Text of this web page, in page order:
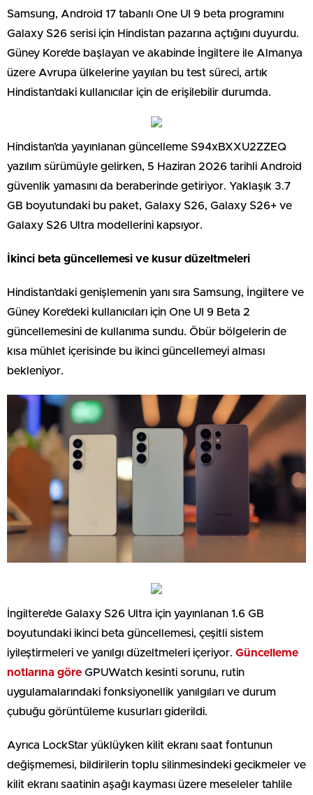
Samsung, Android 17 tabanlı One UI 9 beta programını
Galaxy S26 serisi için Hindistan pazarına açtığını duyurdu.
Güney Kore’de başlayan ve akabinde İngiltere ile Almanya
üzere Avrupa ülkelerine yayılan bu test süreci, artık
Hindistan’daki kullanıcılar için de erişilebilir durumda.
Hindistan’da yayınlanan güncelleme S94xBXXU2ZZEQ
yazılım sürümüyle gelirken, 5 Haziran 2026 tarihli Android
güvenlik yamasını da beraberinde getiriyor. Yaklaşık 3.7
GB boyutundaki bu paket, Galaxy S26, Galaxy S26+ ve
Galaxy S26 Ultra modellerini kapsıyor.
İkinci beta güncellemesi ve kusur düzeltmeleri
Hindistan’daki genişlemenin yanı sıra Samsung, İngiltere ve
Güney Kore’deki kullanıcıları için One UI 9 Beta 2
güncellemesini de kullanıma sundu. Öbür bölgelerin de
kısa mühlet içerisinde bu ikinci güncellemeyi alması
bekleniyor.
İngiltere’de Galaxy S26 Ultra için yayınlanan 1.6 GB
boyutundaki ikinci beta güncellemesi, çeşitli sistem
iyileştirmeleri ve yanılgı düzeltmeleri içeriyor. Güncelleme
notlarına göre GPUWatch kesinti sorunu, rutin
uygulamalarındaki fonksiyonellik yanılgıları ve durum
çubuğu görüntüleme kusurları giderildi.
Ayrıca LockStar yüklüyken kilit ekranı saat fontunun
değişmemesi, bildirilerin toplu silinmesindeki gecikmeler ve
kilit ekranı saatinin aşağı kayması üzere meseleler tahlile